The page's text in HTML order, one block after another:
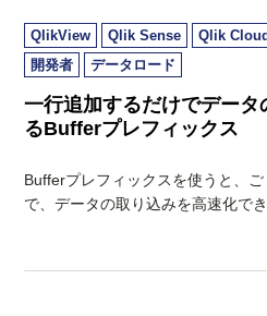
QlikView Qlik Sense Qlik Cloud
開発者
データロード
一行追加するだけでデー
るBufferプレフィックス
Bufferプレフィックスを使うと、
で、データの取り込みを高速化でき